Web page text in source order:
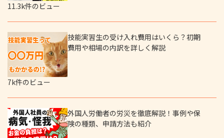
11.3k件のビュー
技能実習生の受け入れ費用はいくら？初期
費用や相場の内訳を詳しく解説
7k件のビュー
外国人労働者の労災を徹底解説！事例や保
険の種類、申請方法も紹介